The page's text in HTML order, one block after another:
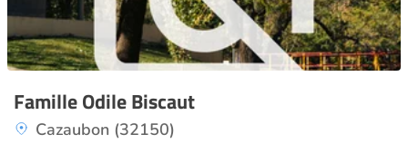
Famille Odile Biscaut
Cazaubon (32150)